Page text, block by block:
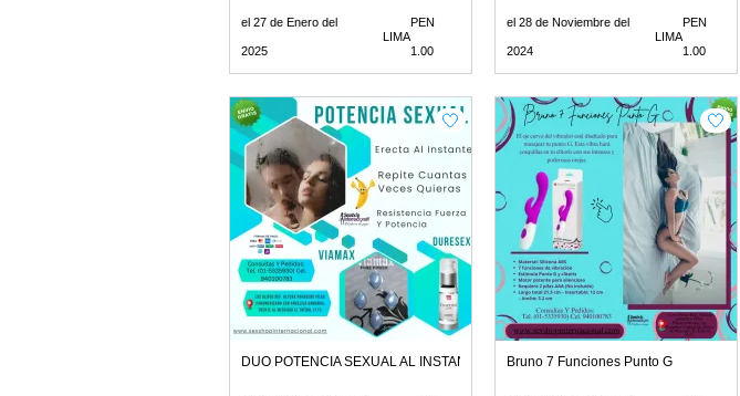
el 27 de Enero del
2025
LIMA
PEN
1.00
el 28 de Noviembre del
2024
LIMA
PEN
1.00
DUO POTENCIA SEXUAL AL INSTANTE Bruno 7 Funciones Punto G